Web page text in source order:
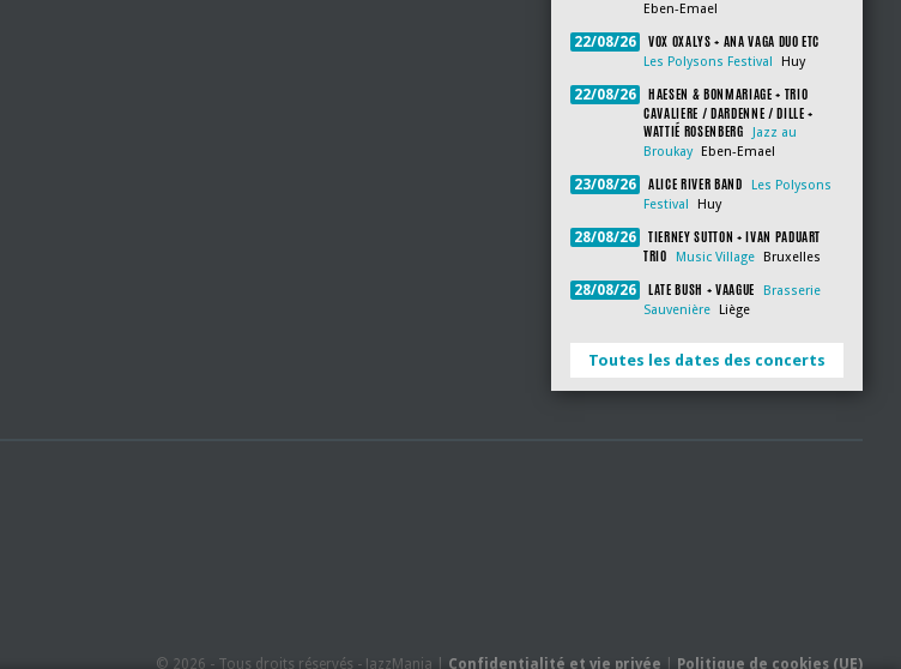
Eben-Emael
22/08/26 VOX OXALYS + ANA VAGA DUO ETC
Les Polysons Festival Huy
22/08/26
HAESEN & BONMARIAGE + TRIO
CAVALIERE / DARDENNE / DILLE +
WATTIÉ ROSENBERG
Jazz au
Broukay
Eben-Emael
23/08/26 ALICE RIVER BAND
Les Polysons
Festival
Huy
28/08/26
TIERNEY SUTTON + IVAN PADUART
TRIO
Music Village Bruxelles
28/08/26 LATE BUSH + VAAGUE
Brasserie
Sauvenière
Liège
Toutes les dates des concerts
© 2026 - Tous droits réservés - JazzMania | Confidentialité et vie privée Politique de cookies (UE)